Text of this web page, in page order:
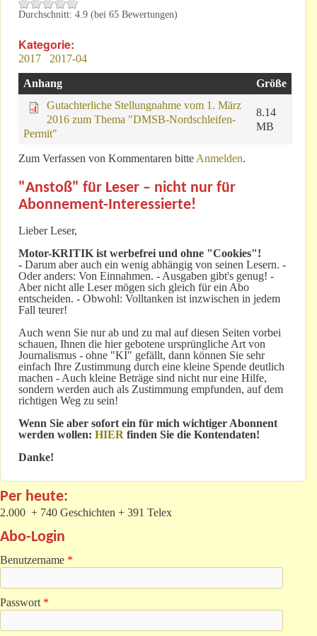
Durchschnitt: 4.9 (bei 65 Bewertungen)
Kategorie:
2017 2017-04
Anhang
Größe
Gutachterliche Stellungnahme vom 1. März
2016 zum Thema "DMSB-Nordschleifen-
Permit"
8.14
MB
Zum Verfassen von Kommentaren bitte Anmelden.
"Anstoß" für Leser – nicht nur für
Abonnement-Interessierte!
Lieber Leser,
Motor-KRITIK ist werbefrei und ohne "Cookies"!
- Darum aber auch ein wenig abhängig von seinen Lesern. -
Oder anders: Von Einnahmen. - Ausgaben gibt's genug! -
Aber nicht alle Leser mögen sich gleich für ein Abo
entscheiden. - Obwohl: Volltanken ist inzwischen in jedem
Fall teurer!
Auch wenn Sie nur ab und zu mal auf diesen Seiten vorbei
schauen, Ihnen die hier gebotene ursprüngliche Art von
Journalismus - ohne "KI" gefällt, dann können Sie sehr
einfach Ihre Zustimmung durch eine kleine Spende deutlich
machen - Auch kleine Beträge sind nicht nur eine Hilfe,
sondern werden auch als Zustimmung empfunden, auf dem
richtigen Weg zu sein!
Wenn Sie aber sofort ein für mich wichtiger Abonnent
werden wollen: HIER finden Sie die Kontendaten!
Danke!
Per heute:
2.000 + 740 Geschichten + 391 Telex
Abo-Login
Benutzername *
Passwort *